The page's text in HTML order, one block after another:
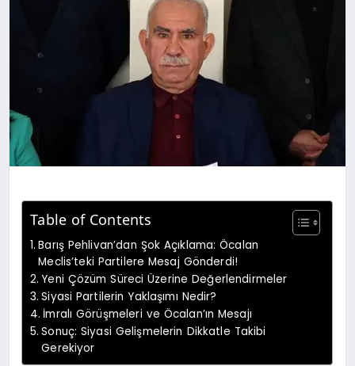
Table of Contents
Barış Pehlivan’dan Şok Açıklama: Öcalan
Meclis’teki Partilere Mesaj Gönderdi!
Yeni Çözüm Süreci Üzerine Değerlendirmeler
Siyasi Partilerin Yaklaşımı Nedir?
İmralı Görüşmeleri ve Öcalan’ın Mesajı
Sonuç: Siyasi Gelişmelerin Dikkatle Takibi
Gerekiyor